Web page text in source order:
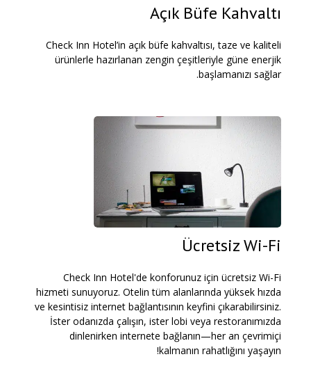
Açık Büfe Kahvaltı
Check Inn Hotel’in açık büfe kahvaltısı, taze ve kaliteli
ürünlerle hazırlanan zengin çeşitleriyle güne enerjik
başlamanızı sağlar.
Ücretsiz Wi-Fi
Check Inn Hotel'de konforunuz için ücretsiz Wi-Fi
hizmeti sunuyoruz. Otelin tüm alanlarında yüksek hızda
ve kesintisiz internet bağlantısının keyfini çıkarabilirsiniz.
İster odanızda çalışın, ister lobi veya restoranımızda
dinlenirken internete bağlanın—her an çevrimiçi
kalmanın rahatlığını yaşayın!